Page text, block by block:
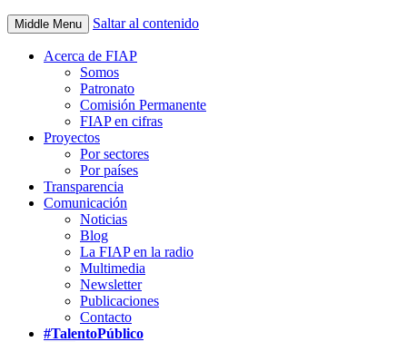
Middle Menu Saltar al contenido
Acerca de FIAP
Somos
Patronato
Comisión Permanente
FIAP en cifras
Proyectos
Por sectores
Por países
Transparencia
Comunicación
Noticias
Blog
La FIAP en la radio
Multimedia
Newsletter
Publicaciones
Contacto
#TalentoPúblico